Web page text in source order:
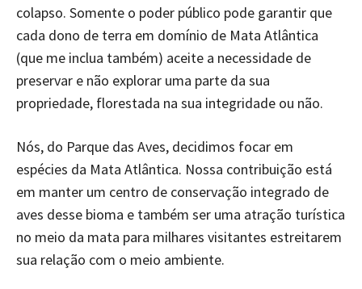
colapso. Somente o poder público pode garantir que
cada dono de terra em domínio de Mata Atlântica
(que me inclua também) aceite a necessidade de
preservar e não explorar uma parte da sua
propriedade, florestada na sua integridade ou não.
Nós, do Parque das Aves, decidimos focar em
espécies da Mata Atlântica. Nossa contribuição está
em manter um centro de conservação integrado de
aves desse bioma e também ser uma atração turística
no meio da mata para milhares visitantes estreitarem
sua relação com o meio ambiente.